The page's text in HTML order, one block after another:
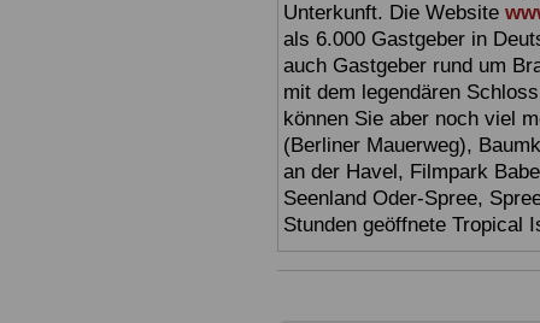
Unterkunft. Die Website
als 6.000 Gastgeber in
auch Gastgeber rund um
mit dem legendären
können Sie aber noch viel
(Berliner Mauerweg),
an der Havel, Filmpark
Seenland Oder-Spree,
Stunden geöffnete Tropical